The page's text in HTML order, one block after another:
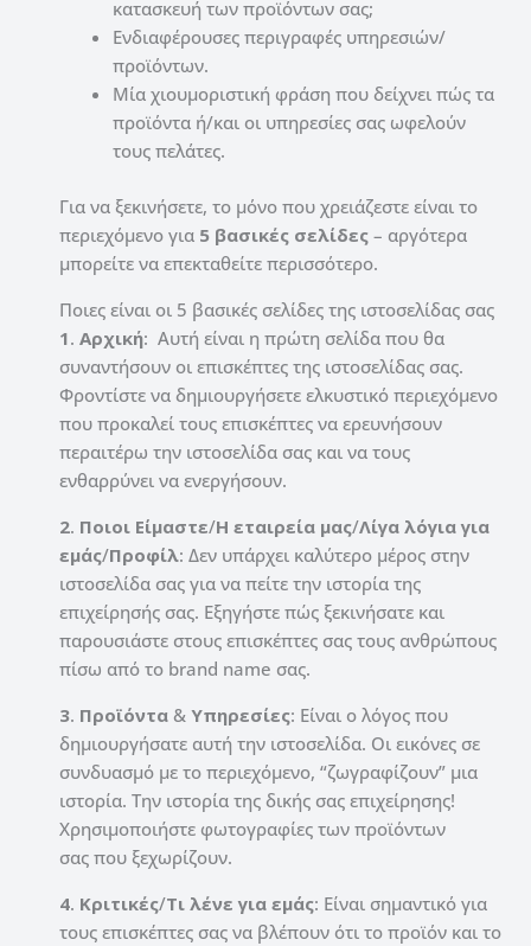
κατασκευή των προϊόντων σας;
Ενδιαφέρουσες περιγραφές υπηρεσιών/
προϊόντων.
Μία χιουμοριστική φράση που δείχνει πώς τα
προϊόντα ή/και οι υπηρεσίες σας ωφελούν
τους πελάτες.
Για να ξεκινήσετε, το μόνο που χρειάζεστε είναι το
περιεχόμενο για 5 βασικές σελίδες – αργότερα
μπορείτε να επεκταθείτε περισσότερο.
Ποιες είναι οι 5 βασικές σελίδες της ιστοσελίδας σας
1. Αρχική: Αυτή είναι η πρώτη σελίδα που θα
συναντήσουν οι επισκέπτες της ιστοσελίδας σας.
Φροντίστε να δημιουργήσετε ελκυστικό περιεχόμενο
που προκαλεί τους επισκέπτες να ερευνήσουν
περαιτέρω την ιστοσελίδα σας και να τους
ενθαρρύνει να ενεργήσουν.
2. Ποιοι Είμαστε/Η εταιρεία μας/Λίγα λόγια για
εμάς/Προφίλ: Δεν υπάρχει καλύτερο μέρος στην
ιστοσελίδα σας για να πείτε την ιστορία της
επιχείρησής σας. Εξηγήστε πώς ξεκινήσατε και
παρουσιάστε στους επισκέπτες σας τους ανθρώπους
πίσω από το brand name σας.
3. Προϊόντα & Υπηρεσίες: Είναι ο λόγος που
δημιουργήσατε αυτή την ιστοσελίδα. Οι εικόνες σε
συνδυασμό με το περιεχόμενο, “ζωγραφίζουν” μια
ιστορία. Την ιστορία της δικής σας επιχείρησης!
Χρησιμοποιήστε φωτογραφίες των προϊόντων
σας που ξεχωρίζουν.
4. Κριτικές/Τι λένε για εμάς: Είναι σημαντικό για
τους επισκέπτες σας να βλέπουν ότι το προϊόν και το